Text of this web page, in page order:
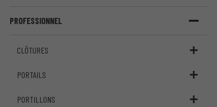
PROFESSIONNEL
CLÔTURES
PORTAILS
PORTILLONS